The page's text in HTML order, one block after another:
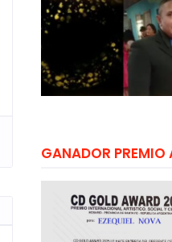
GANADOR PREMIO